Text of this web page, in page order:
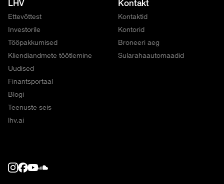
LHV
Ettevõttest
Investorile
Tööpakkumised
Kliendiandmete töötlemine
Uudised
Finantsportaal
Blogi
Teenuste seis
lhv.ai
Kontakt
Kontaktid
Kontorid
Broneeri aeg
Sularahaautomaadid